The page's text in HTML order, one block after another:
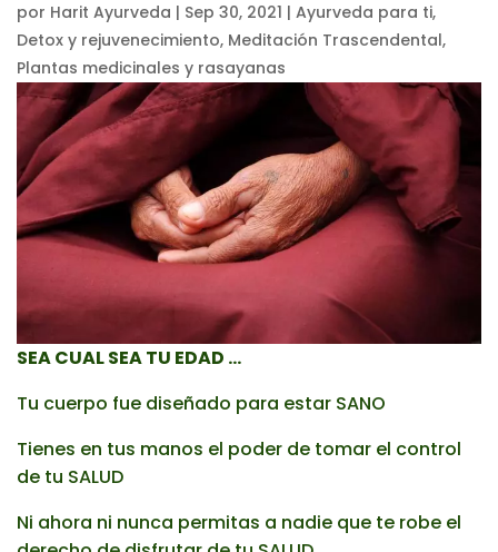
por Harit Ayurveda | Sep 30, 2021 | Ayurveda para ti,
Detox y rejuvenecimiento, Meditación Trascendental,
Plantas medicinales y rasayanas
SEA CUAL SEA TU EDAD …
Tu cuerpo fue diseñado para estar SANO
Tienes en tus manos el poder de tomar el control
de tu SALUD
Ni ahora ni nunca permitas a nadie que te robe el